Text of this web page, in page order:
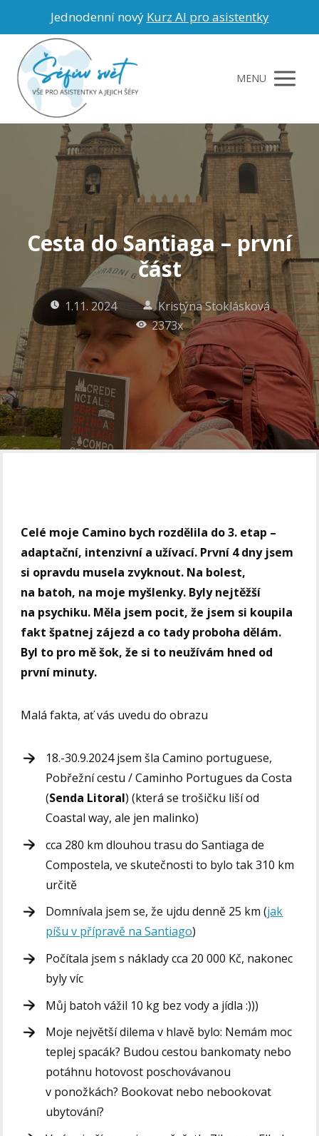
Jednodenní nový Kurz AI pro asistentky
MENU
Cesta do Santiaga – první
část
1.11. 2024
Kristýna Stoklásková
2373x
Celé moje Camino bych rozdělila do 3. etap –
adaptační, intenzivní a užívací. První 4 dny jsem
si opravdu musela zvyknout. Na bolest,
na batoh, na moje myšlenky. Byly nejtěžší
na psychiku. Měla jsem pocit, že jsem si koupila
fakt špatnej zájezd a co tady proboha dělám.
Byl to pro mě šok, že si to neužívám hned od
první minuty.
Malá fakta, ať vás uvedu do obrazu
18.-30.9.2024 jsem šla Camino portuguese,
Pobřežní cestu / Caminho Portugues da Costa
(Senda Litoral) (která se trošičku liší od
Coastal way, ale jen malinko)
cca 280 km dlouhou trasu do Santiaga de
Compostela, ve skutečnosti to bylo tak 310 km
určitě
Domnívala jsem se, že ujdu denně 25 km (jak
píšu v přípravě na Santiago)
Počítala jsem s náklady cca 20 000 Kč, nakonec
byly víc
Můj batoh vážil 10 kg bez vody a jídla :)))
Moje největší dilema v hlavě bylo: Nemám moc
teplej spacák? Budou cestou bankomaty nebo
potáhnu hotovost poschovávanou
v ponožkách? Bookovat nebo nebookovat
ubytování?